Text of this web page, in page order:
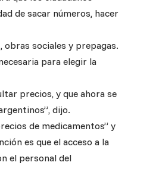
de sacar números, hacer
sociales y prepagas.
para elegir la
precios, y que ahora se
dijo.
de medicamentos” y
es que el acceso a la
el personal del